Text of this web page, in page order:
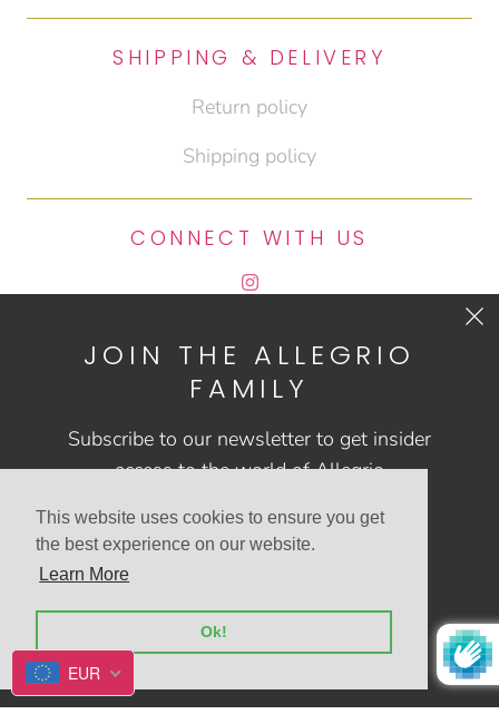
This website uses cookies to ensure you get
the best experience on our website.
Learn More
Ok!
SHIPPING & DELIVERY
Return policy
Shipping policy
CONNECT WITH US
CONTACT US
Powered by Shopify
JOIN THE ALLEGRIO
FAMILY
Subscribe to our newsletter to get insider
access to the world of Allegrio
EUR